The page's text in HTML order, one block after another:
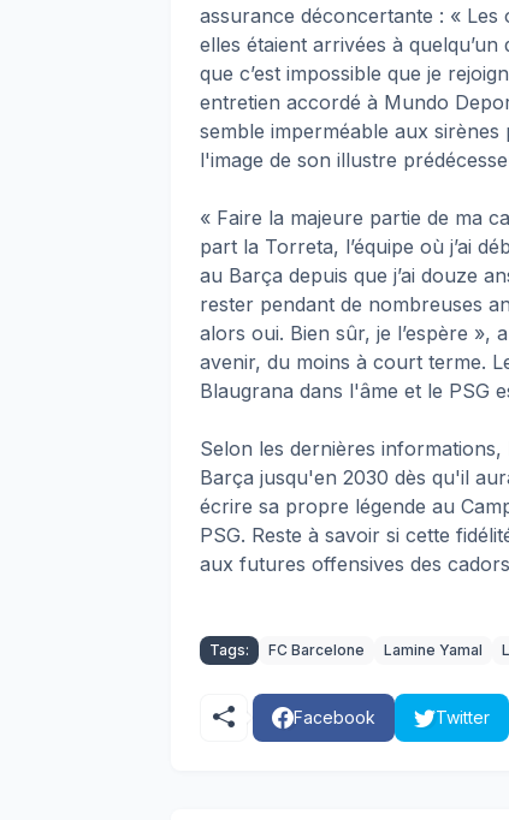
assurance déconcertante : « Les
elles étaient arrivées à
que c’est impossible que je
entretien accordé à Mundo
semble imperméable aux
l'image de son illustre
« Faire la majeure partie de ma
part la Torreta, l’équipe où j’ai
au Barça depuis que j’ai douze
rester pendant de nombreuses
alors oui. Bien sûr, je l’espère »,
avenir, du moins à court terme.
Blaugrana dans l'âme et le PSG
Selon les dernières
Barça jusqu'en 2030 dès qu'il
écrire sa propre légende au
PSG. Reste à savoir si cette
aux futures offensives des
Tags: FC Barcelone Lamine Yamal
Facebook Twitter